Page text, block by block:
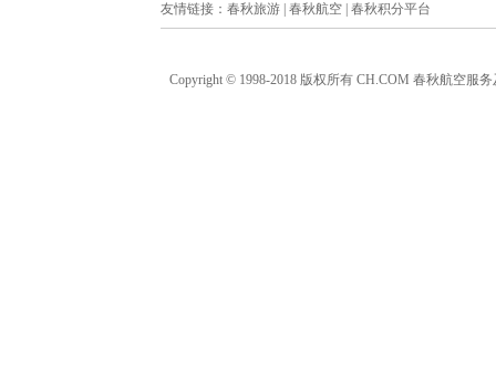
友情链接： 春秋旅游 春秋航空 春秋积分平台
Copyright © 1998-2018 版权所有 CH.COM 春秋航空服